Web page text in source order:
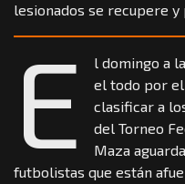
lesionados se recupere y
E
l domingo a
el todo por
clasificar a
del Torneo
Maza
futbolistas que están